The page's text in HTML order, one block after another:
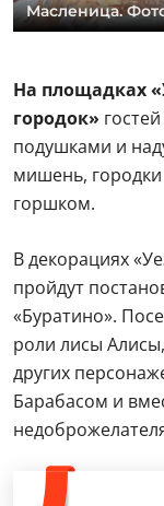
Масленица.
На площадках
городок»
подушками и
мишень,
горшком.
В декорациях
пройдут
«Буратино».
роли лисы
других
Барабасом и